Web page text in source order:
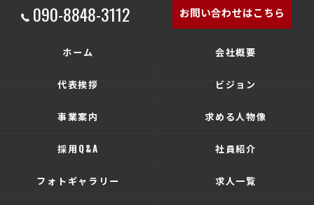
090-8848-3112 お問い合わせはこちら
ホーム 会社概要
代表挨拶 ビジョン
事業案内 求める人物像
採用Q&A 社員紹介
フォトギャラリー 求人一覧